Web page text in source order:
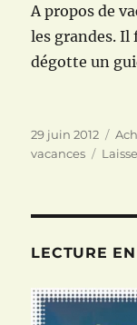
A propos de
les grandes. Il
dégotte un
Publié
le
29 juin 2012
vacances
LECTURE